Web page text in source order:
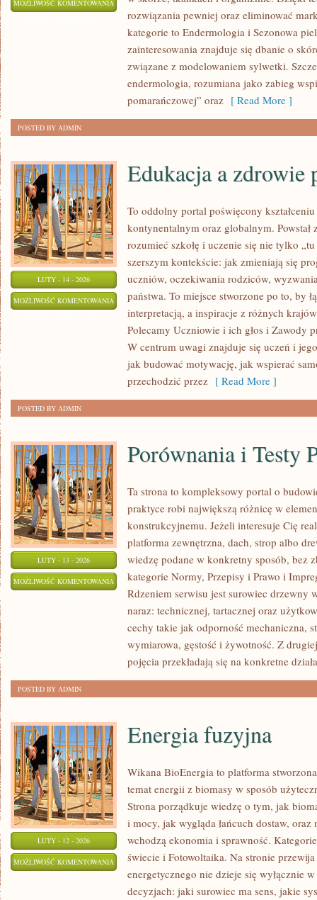
MOŻLIWOŚĆ KOMENTOWANIA KOSMETOLOGIA
ESTETYCZNA
rozwiązania pewniej oraz eliminować
kategorie to Endermologia i Sezonowa
zainteresowania znajduje się dbanie o
związane z modelowaniem sylwetki.
endermologia, rozumiana jako zabieg
pomarańczowej” oraz [ Read More ]
POSTED BY ADMIN
LUTY - 14 - 2026
MOŻLIWOŚĆ KOMENTOWANIA EDUKACJA
ZDROWIE
PSYCHICZNE
Edukacja a zdrowie
To oddolny portal poświęcony
kontynentalnym oraz globalnym. Powstał
rozumieć szkołę i uczenie się nie tylko
szerszym kontekście: jak zmieniają się
uczniów, oczekiwania rodziców,
państwa. To miejsce stworzone po to, by
interpretacją, a inspiracje z różnych
Polecamy Uczniowie i ich głos i Zawody
W centrum uwagi znajduje się uczeń i
jak budować motywację, jak wspierać
przechodzić przez [ Read More ]
POSTED BY ADMIN
LUTY - 13 - 2026
MOŻLIWOŚĆ KOMENTOWANIA PORÓWNANIA
TESTY
PRODUKTÓW
Porównania i Testy
Ta strona to kompleksowy portal o
praktyce robi największą różnicę w
konstrukcyjnemu. Jeżeli interesuje Cię
platforma zewnętrzna, dach, strop albo
wiedzę podane w konkretny sposób, bez
kategorie Normy, Przepisy i Prawo i
Rdzeniem serwisu jest surowiec drzewny
naraz: technicznej, tartacznej oraz
cechy takie jak odporność mechaniczna,
wymiarowa, gęstość i żywotność. Z
pojęcia przekładają się na konkretne
POSTED BY ADMIN
LUTY - 12 - 2026
MOŻLIWOŚĆ KOMENTOWANIA ENERGIA
FUZYJNA
Energia fuzyjna
Wikana BioEnergia to platforma
temat energii z biomasy w sposób
Strona porządkuje wiedzę o tym, jak
i mocy, jak wygląda łańcuch dostaw,
wchodzą ekonomia i sprawność.
świecie i Fotowoltaika. Na stronie
energetycznego nie dzieje się wyłącznie
decyzjach: jaki surowiec ma sens, jakie